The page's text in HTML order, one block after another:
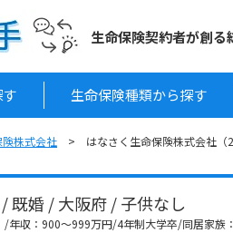
生命保険契約者が創る
生命保険種類から探す
株式会社 はなさく生命保険株式会社
既婚 / 大阪府 / 子供なし
/年収：900～999万円/4年制大学卒/同居家族